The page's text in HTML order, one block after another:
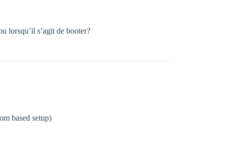
lorsqu’il s’agit de booter?
based setup)